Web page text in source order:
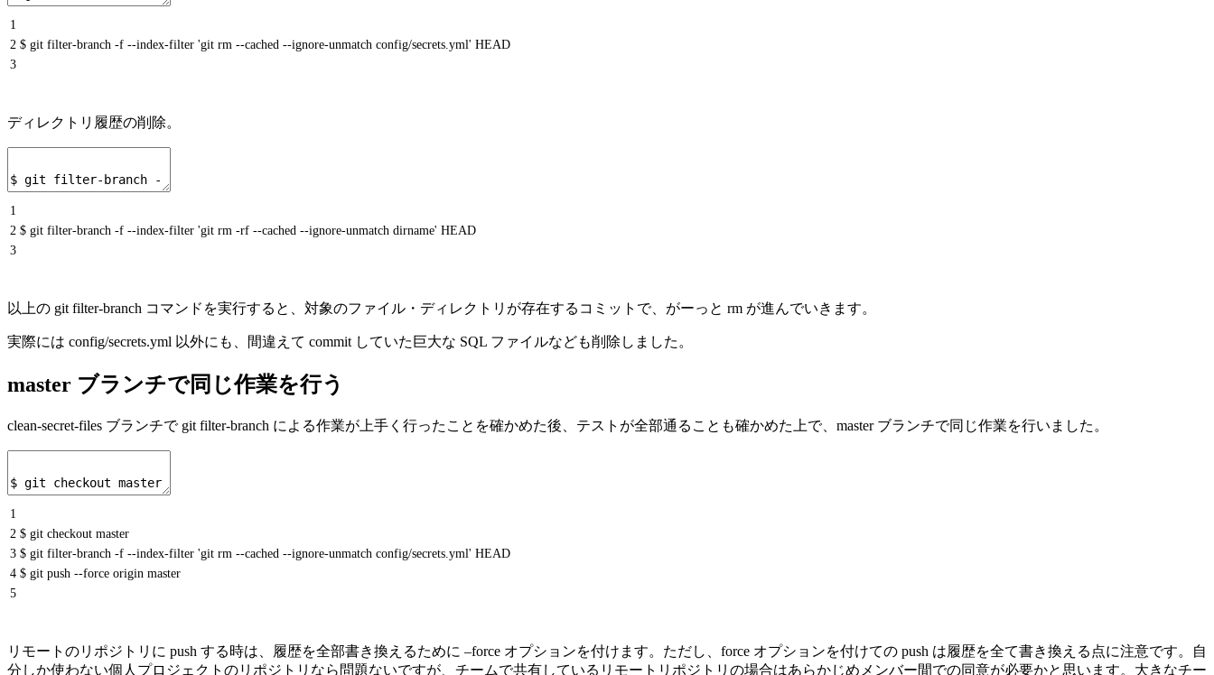
1
2
3
$ git filter-branch -f --index-filter 'git rm --cached --ignore-unmatch config/secrets.yml' HEAD
ディレクトリ履歴の削除。
1
2
3
$ git filter-branch -f --index-filter 'git rm -rf --cached --ignore-unmatch dirname' HEAD
以上の git filter-branch コマンドを実行すると、対象のファイル・ディレクトリが存在するコミットで、がーっと rm が進んでいきます。
実際には config/secrets.yml 以外にも、間違えて commit していた巨大な SQL ファイルなども削除しました。
master ブランチで同じ作業を行う
clean-secret-files ブランチで git filter-branch による作業が上手く行ったことを確かめた後、テストが全部通ることも確かめた上で、master ブランチで同じ作業を行いました。
1
2
3
4
5
$ git checkout master
$ git filter-branch -f --index-filter 'git rm --cached --ignore-unmatch config/secrets.yml' HEAD
$ git push --force origin master
リモートのリポジトリに push する時は、履歴を全部書き換えるために –force オプションを付けます。ただし、force オプションを付けての push は履歴を全て書き換える点に注意です。自
分しか使わない個人プロジェクトのリポジトリなら問題ないですが、チームで共有しているリモートリポジトリの場合はあらかじめメンバー間での同意が必要かと思います。大きなチー